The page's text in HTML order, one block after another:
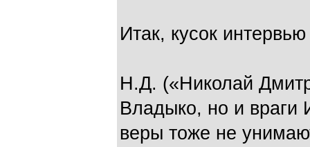
Итак, кусок
Н.Д. («Николай
Владыко, но и враги
веры тоже не